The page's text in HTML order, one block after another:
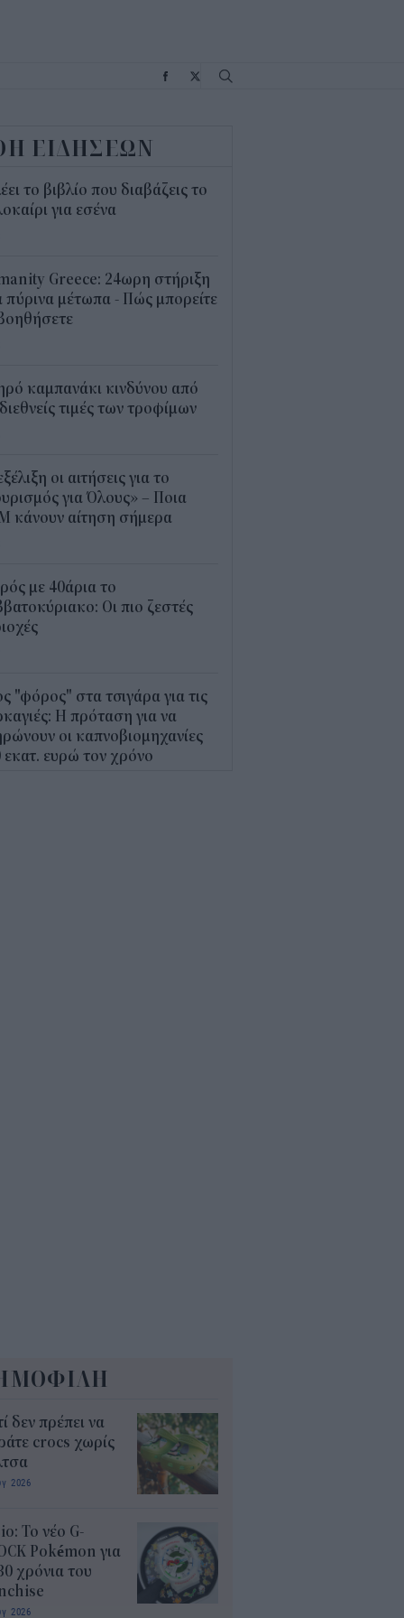
ΕΙΔΗΣΕΩΝ
το βιβλίο που διαβάζεις το
για εσένα
Greece: 24ωρη στήριξη
πύρινα μέτωπα - Πώς μπορείτε
καμπανάκι κινδύνου από
τιμές των τροφίμων
οι αιτήσεις για το
για Όλους» – Ποια
κάνουν αίτηση σήμερα
με 40άρια το
Οι πιο ζεστές
"φόρος" στα τσιγάρα για τις
Η πρόταση για να
οι καπνοβιομηχανίες
εκατ. ευρώ τον χρόνο
δεν πρέπει να
crocs χωρίς
2026
Το νέο G-
Pokémon για
χρόνια του
2026